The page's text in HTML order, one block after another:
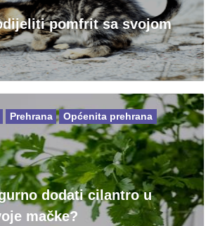
pomfrit sa svojom
dodati cilantro u
mačke?
Prehrana Općenita prehrana